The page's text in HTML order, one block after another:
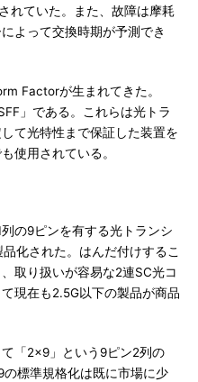
れていた。また、故障は摩耗
よって交換時期が予測でき
Factorが生まれてきた。
」である。これらは光トラ
て光特性まで保証した装置を
使用されている。
の9ピンを有する光トランシ
化された。はんだ付けするこ
取り扱いが容易な2連SC光コ
現在も2.5G以下の製品が商品
「2×9」という9ピン2列の
標準規格化は既に市場に少